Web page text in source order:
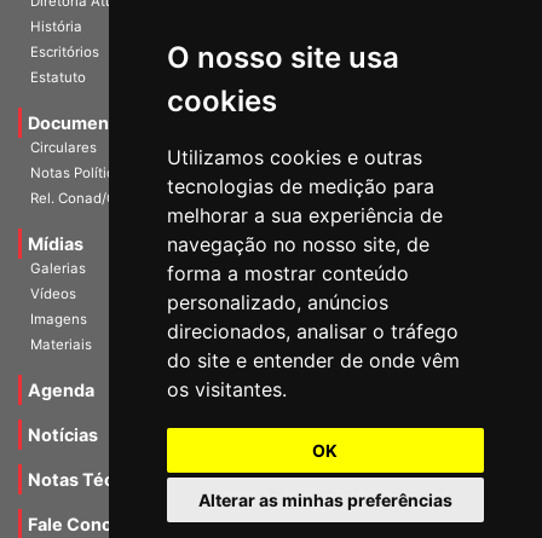
O nosso site usa
cookies
Utilizamos cookies e outras
tecnologias de medição para
melhorar a sua experiência de
navegação no nosso site, de
forma a mostrar conteúdo
personalizado, anúncios
direcionados, analisar o tráfego
do site e entender de onde vêm
os visitantes.
OK
Alterar as minhas preferências
História
Escritórios
Estatuto
Documentos
Circulares
Notas Políticas
Rel. Conad/Congresso
Mídias
Galerias
Vídeos
Imagens
Materiais
Agenda
Notícias
Notas Técnicas
Fale Conocsco